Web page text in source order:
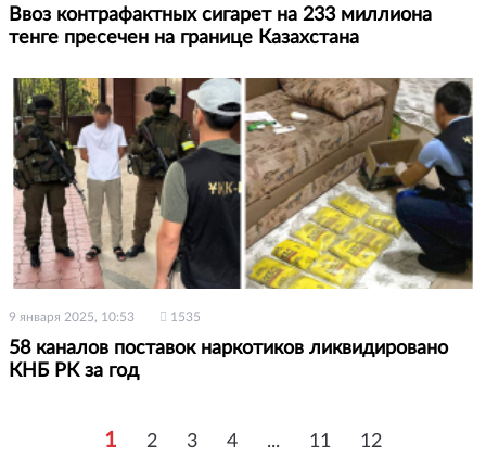
Ввоз контрафактных сигарет на 233 миллиона
тенге пресечен на границе Казахстана
9 января 2025, 10:53 1535
58 каналов поставок наркотиков ликвидировано
КНБ РК за год
1 2 3 4 ... 11 12